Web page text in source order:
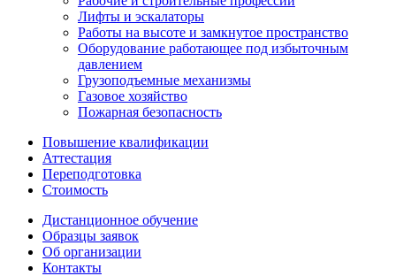
Лифты и эскалаторы
Работы на высоте и замкнутое пространство
Оборудование работающее под избыточным
давлением
Грузо­подъемные механизмы
Газовое хозяйство
Пожарная безопасность
Повышение квалификации
Аттестация
Переподготовка
Стоимость
Дистанционное обучение
Образцы заявок
Об организации
Контакты